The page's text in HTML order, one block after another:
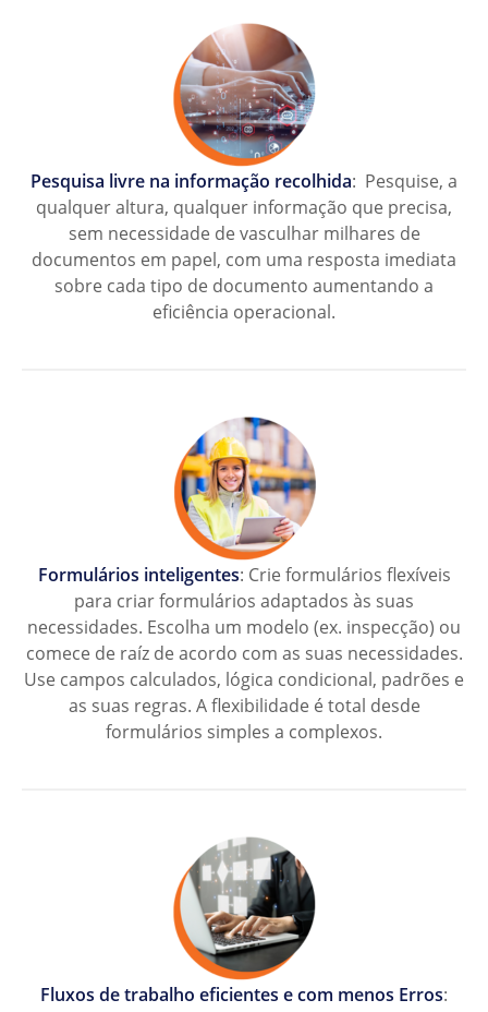
Pesquisa livre na informação recolhida: Pesquise, a
qualquer altura, qualquer informação que precisa,
sem necessidade de vasculhar milhares de
documentos em papel, com uma resposta imediata
sobre cada tipo de documento aumentando a
eficiência operacional.
Formulários inteligentes: Crie formulários flexíveis
para criar formulários adaptados às suas
necessidades. Escolha um modelo (ex. inspecção) ou
comece de raíz de acordo com as suas necessidades.
Use campos calculados, lógica condicional, padrões e
as suas regras. A flexibilidade é total desde
formulários simples a complexos.
Fluxos de trabalho eficientes e com menos Erros: